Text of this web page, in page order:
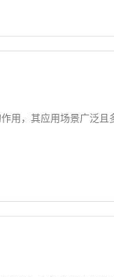
用，其应用场景广泛